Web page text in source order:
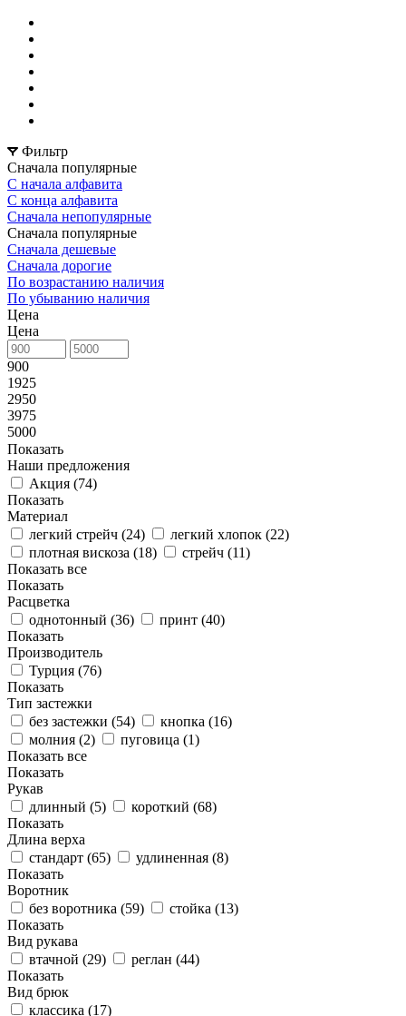
Фильтр
Сначала популярные
С начала алфавита
С конца алфавита
Сначала непопулярные
Сначала популярные
Сначала дешевые
Сначала дорогие
По возрастанию наличия
По убыванию наличия
Цена
Цена
900
1925
2950
3975
5000
Показать
Наши предложения
Акция (74)
Показать
Материал
легкий стрейч (24) легкий хлопок (22)
плотная вискоза (18) стрейч (11)
Показать все
Показать
Расцветка
однотонный (36) принт (40)
Показать
Производитель
Турция (76)
Показать
Тип застежки
без застежки (54) кнопка (16)
молния (2) пуговица (1)
Показать все
Показать
Рукав
длинный (5) короткий (68)
Показать
Длина верха
стандарт (65) удлиненная (8)
Показать
Воротник
без воротника (59) стойка (13)
Показать
Вид рукава
втачной (29) реглан (44)
Показать
Вид брюк
классика (17)